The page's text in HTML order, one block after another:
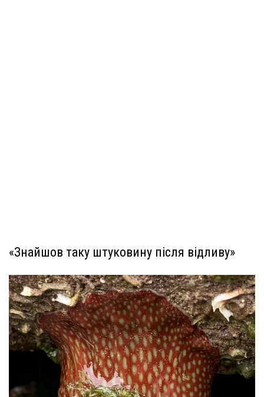
«Знайшов таку штуковину після відливу»